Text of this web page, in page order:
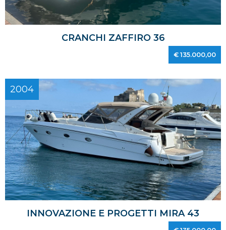
CRANCHI ZAFFIRO 36
€ 135.000,00
2004
INNOVAZIONE E PROGETTI MIRA 43